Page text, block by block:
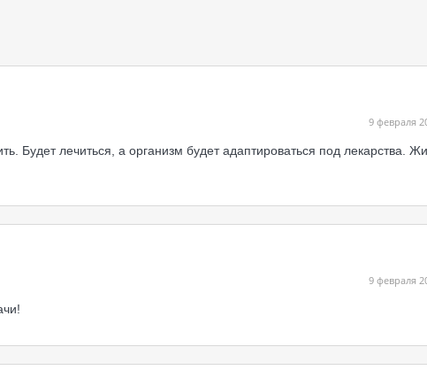
9 февраля
лечиться, а организм будет адаптироваться под лекарства.
9 февраля